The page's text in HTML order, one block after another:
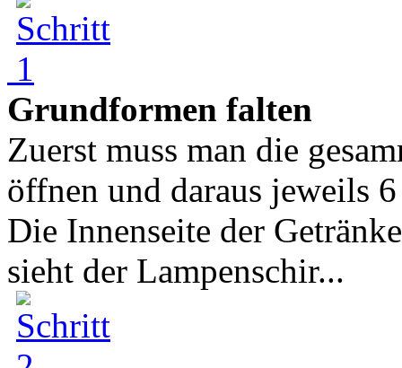
Grundformen falten
Zuerst muss man die
öffnen und daraus jeweils
Die Innenseite der
sieht der Lampenschir...